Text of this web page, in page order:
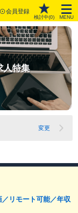
会員登録
検討中(0) MENU
人特集
変更
リモート可能／年収